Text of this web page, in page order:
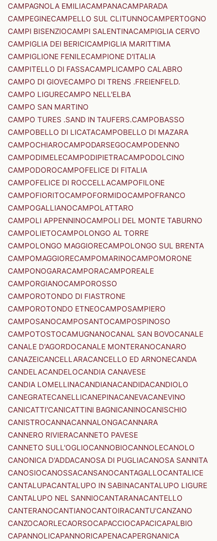
CAMPAGNOLA EMILIACAMPANACAMPARADA
CAMPEGINECAMPELLO SUL CLITUNNOCAMPERTOGNO
CAMPI BISENZIOCAMPI SALENTINACAMPIGLIA CERVO
CAMPIGLIA DEI BERICICAMPIGLIA MARITTIMA
CAMPIGLIONE FENILECAMPIONE D'ITALIA
CAMPITELLO DI FASSACAMPLICAMPO CALABRO
CAMPO DI GIOVECAMPO DI TRENS .FREIENFELD.
CAMPO LIGURECAMPO NELL'ELBA
CAMPO SAN MARTINO
CAMPO TURES .SAND IN TAUFERS.CAMPOBASSO
CAMPOBELLO DI LICATACAMPOBELLO DI MAZARA
CAMPOCHIAROCAMPODARSEGOCAMPODENNO
CAMPODIMELECAMPODIPIETRACAMPODOLCINO
CAMPODOROCAMPOFELICE DI FITALIA
CAMPOFELICE DI ROCCELLACAMPOFILONE
CAMPOFIORITOCAMPOFORMIDOCAMPOFRANCO
CAMPOGALLIANOCAMPOLATTARO
CAMPOLI APPENNINOCAMPOLI DEL MONTE TABURNO
CAMPOLIETOCAMPOLONGO AL TORRE
CAMPOLONGO MAGGIORECAMPOLONGO SUL BRENTA
CAMPOMAGGIORECAMPOMARINOCAMPOMORONE
CAMPONOGARACAMPORACAMPOREALE
CAMPORGIANOCAMPOROSSO
CAMPOROTONDO DI FIASTRONE
CAMPOROTONDO ETNEOCAMPOSAMPIERO
CAMPOSANOCAMPOSANTOCAMPOSPINOSO
CAMPOTOSTOCAMUGNANOCANAL SAN BOVOCANALE
CANALE D'AGORDOCANALE MONTERANOCANARO
CANAZEICANCELLARACANCELLO ED ARNONECANDA
CANDELACANDELOCANDIA CANAVESE
CANDIA LOMELLINACANDIANACANDIDACANDIOLO
CANEGRATECANELLICANEPINACANEVACANEVINO
CANICATTI'CANICATTINI BAGNICANINOCANISCHIO
CANISTROCANNACANNALONGACANNARA
CANNERO RIVIERACANNETO PAVESE
CANNETO SULL'OGLIOCANNOBIOCANNOLECANOLO
CANONICA D'ADDACANOSA DI PUGLIACANOSA SANNITA
CANOSIOCANOSSACANSANOCANTAGALLOCANTALICE
CANTALUPACANTALUPO IN SABINACANTALUPO LIGURE
CANTALUPO NEL SANNIOCANTARANACANTELLO
CANTERANOCANTIANOCANTOIRACANTU'CANZANO
CANZOCAORLECAORSOCAPACCIOCAPACICAPALBIO
CAPANNOLICAPANNORICAPENACAPERGNANICA